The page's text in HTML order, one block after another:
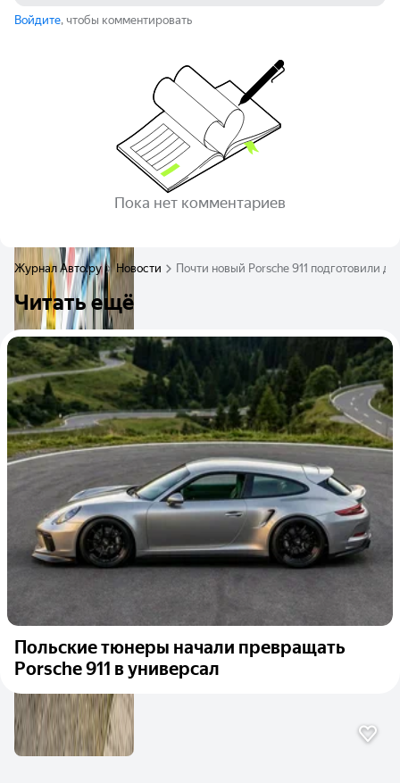
Войдите, чтобы комментировать
Пока нет комментариев
Журнал Авто.ру Новости Почти новый Porsche 911 подготовили
Читать ещё
Польские тюнеры начали превращать
Porsche 911 в универсал